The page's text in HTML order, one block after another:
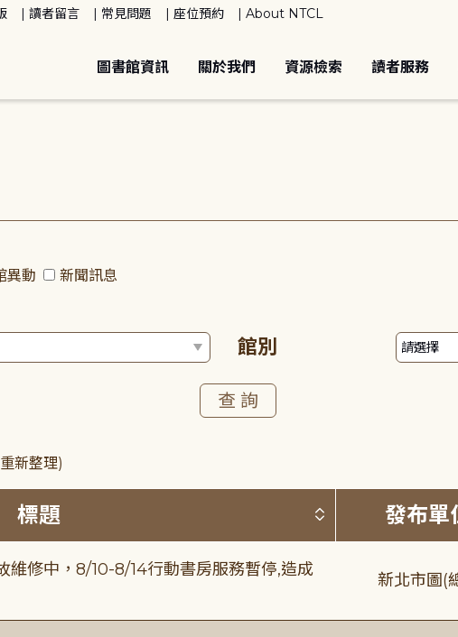
讀者留言 常見問題 座位預約 About NTCL
圖書館資訊 關於我們 資源檢索 讀者服務
異動 新聞訊息
館別
新整理)
標題 按標題排序 (
發布單
維修中，8/10-8/14行動書房服務暫停,造成
新北市圖(